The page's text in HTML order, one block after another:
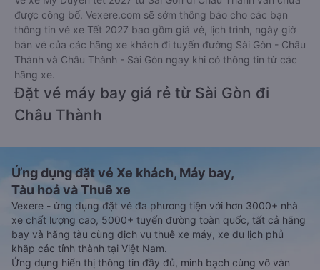
được công bố. Vexere.com sẽ sớm thông báo cho các bạn
thông tin vé xe Tết 2027 bao gồm giá vé, lịch trình, ngày giờ
bán vé của các hãng xe khách đi tuyến đường Sài Gòn - Châu
Thành và Châu Thành - Sài Gòn ngay khi có thông tin từ các
hãng xe.
Đặt vé máy bay giá rẻ từ Sài Gòn đi
Châu Thành
Ứng dụng đặt vé Xe khách, Máy bay,
Tàu hoả và Thuê xe
Vexere - ứng dụng đặt vé đa phương tiện với hơn 3000+ nhà
xe chất lượng cao, 5000+ tuyến đường toàn quốc, tất cả hãng
bay và hãng tàu cùng dịch vụ thuê xe máy, xe du lịch phủ
khắp các tỉnh thành tại Việt Nam.
Ứng dụng hiển thị thông tin đầy đủ, minh bạch cùng vô vàn